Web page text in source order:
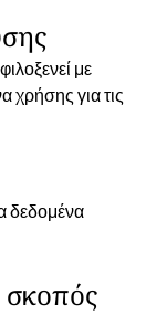
με
χρήσης για τις
δεδομένα